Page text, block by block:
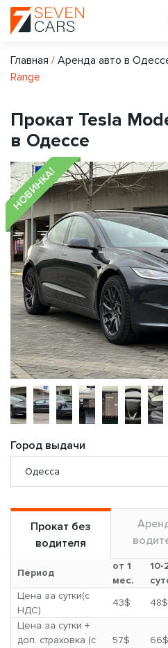
Главная / Аренда авто в
Range
Прокат Tesla
в Одессе
НОВИНКА!
Город выдачи
Прокат без
водителя
Период
от 1
мес.
10-
Цена за сутки(с
НДС)
43$ 48$
Цена за сутки +
доп. страховка (с
57$ 66$